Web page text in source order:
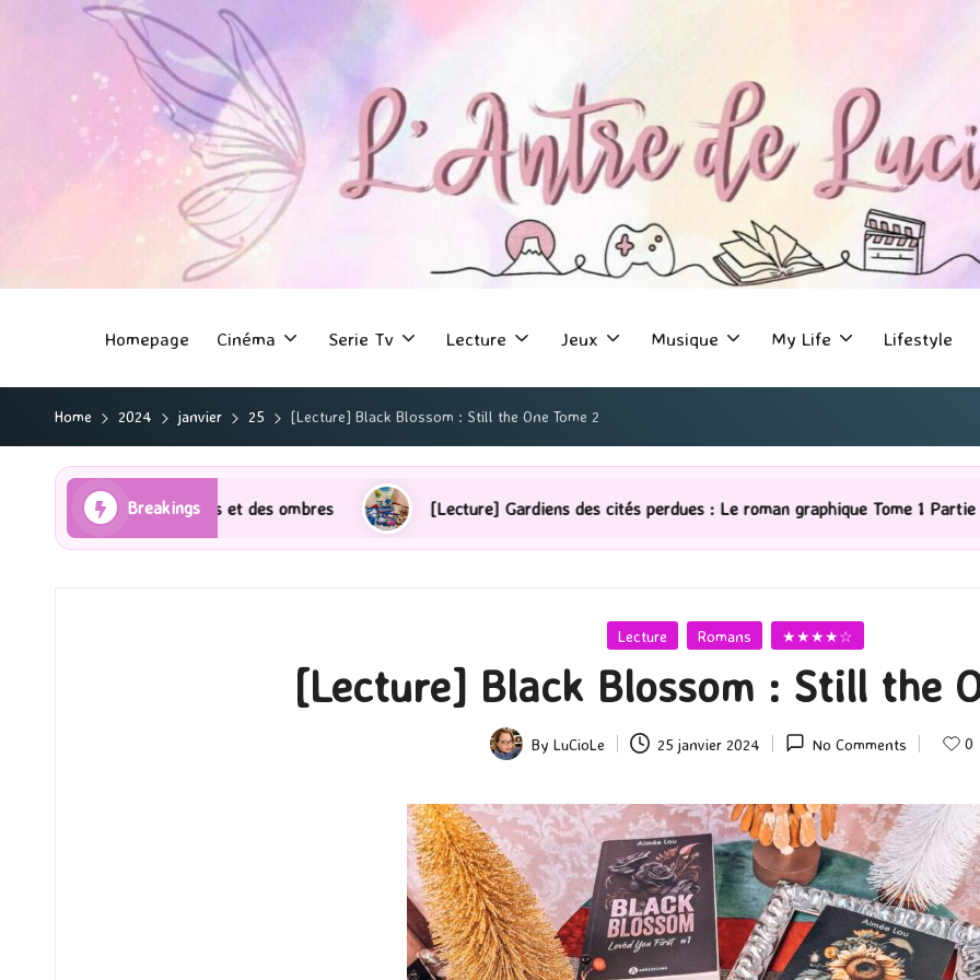
Homepage Cinéma Serie Tv Lecture Jeux Musique My Life Lifestyle
Home 2024 janvier 25 [Lecture] Black Blossom : Still the One Tome 2
Breakings
Rayons et des ombres [Lecture] Gardiens des cités perdues : Le roman graphique Tome 1 Partie 2 [Série
Posted
Lecture Romans ★★★★☆
[Lecture] Black Blossom : Still the
Posted
By LuCioLe 25 janvier 2024 No Comments 0